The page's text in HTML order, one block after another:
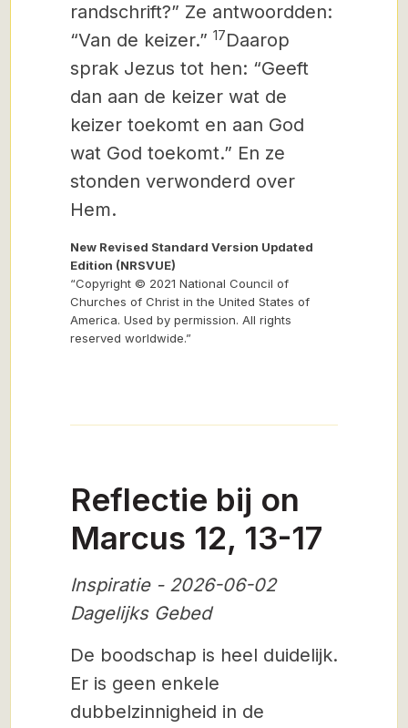
randschrift?” Ze antwoordden:
“Van de keizer.” 17Daarop
sprak Jezus tot hen: “Geeft
dan aan de keizer wat de
keizer toekomt en aan God
wat God toekomt.” En ze
stonden verwonderd over
Hem.
New Revised Standard Version Updated
Edition (NRSVUE)
“Copyright © 2021 National Council of
Churches of Christ in the United States of
America. Used by permission. All rights
reserved worldwide.”
Reflectie bij on
Marcus 12, 13-17
Inspiratie - 2026-06-02
Dagelijks Gebed
De boodschap is heel duidelijk.
Er is geen enkele
dubbelzinnigheid in de